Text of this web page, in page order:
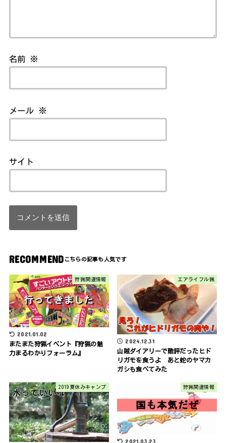
名前 ※
メール ※
サイト
RECOMMEND
狩猟関連情報
2021.01.02
またまた狩猟イベント『狩猟の魅
力まるわかりフォーラム』
エアライフル猟
2024.12.31
山賊ダイアリーで酷評だったヒド
リガモを食うよ あと蛇のヤマカ
ガシも食べてみた
2019夏休みキャンプ 狩猟関連情報
2021.03.23